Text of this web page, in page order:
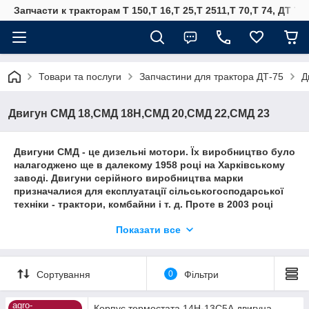
Запчасти к тракторам Т 150,Т 16,Т 25,Т 2511,Т 70,Т 74, ДТ
Товари та послуги Запчастини для трактора ДТ-75
Двигун СМД 18,СМД 18Н,СМД 20,СМД 22,СМД 23
Двигуни СМД - це дизельні мотори. Їх виробництво було
налагоджено ще в далекому 1958 році на Харківському
заводі. Двигуни серійного виробництва марки
призначалися для експлуатації сільськогосподарської
техніки - трактори, комбайни і т. д. Проте в 2003 році
виготовлювач. Технічні характеристики двигунів СМД
Потужність даного агрегату дорівнює 160 л. с. Кількість
обертів колінчастого валу доходить до 2000 оборотів в
хвилину, номінальна мінімальне значення дорівнює 800
Показати все
Сортування 0 Фільтри
agro-